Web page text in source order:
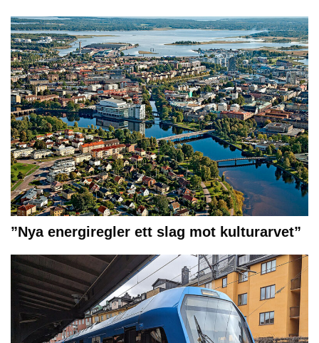
”Nya energiregler ett slag mot kulturarvet”